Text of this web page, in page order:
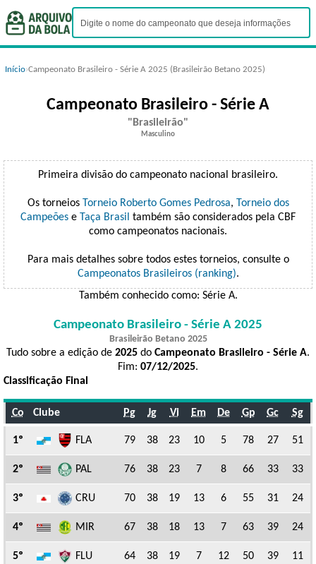
Início›Campeonato Brasileiro - Série A 2025 (Brasileirão Betano 2025)
Campeonato Brasileiro - Série A
Brasileirão
Masculino
Primeira divisão do campeonato nacional brasileiro.
Os torneios Torneio Roberto Gomes Pedrosa, Torneio dos
Campeões e Taça Brasil também são considerados pela CBF
como campeonatos nacionais.
Para mais detalhes sobre todos estes torneios, consulte o
Campeonatos Brasileiros (ranking).
Também conhecido como: Série A.
Campeonato Brasileiro - Série A 2025
Brasileirão Betano 2025
Tudo sobre a edição de 2025 do Campeonato Brasileiro - Série A.
Fim: 07/12/2025.
Classificação Final
Co Clube Pg Jg Vi Em De Gp Gc Sg
1º FLA 79 38 23 10 5 78 27 51
2º PAL 76 38 23 7 8 66 33 33
3º CRU 70 38 19 13 6 55 31 24
4º MIR 67 38 18 13 7 63 39 24
5º FLU 64 38 19 7 12 50 39 11